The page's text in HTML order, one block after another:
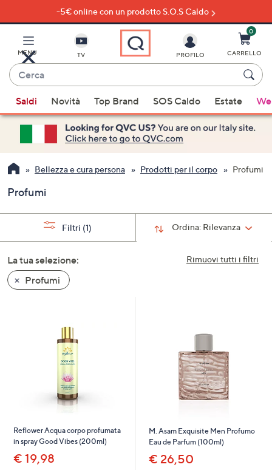
al
principale
-5€ online con un prodotto S.O.S Caldo
MENU TV
Cerca
sono
disponibili
suggerimenti,
usa
i
freccia
su
giù
oppure
scorri
a
PROFILO
0
CARRELLO
Saldi Novità Top Brand SOS Caldo Estate
Bellezza e cura persona Prodotti per il corpo Profumi
Profumi
Ordina: Rilevanza
Filtri (1)
Rimuovi tutti i filtri
La tua selezione:
Profumi
Reflower Acqua corpo profumata
in spray Good Vibes (200ml)
€ 19,98
M. Asam Exquisite Men Profumo
Eau de Parfum (100ml)
€ 26,50